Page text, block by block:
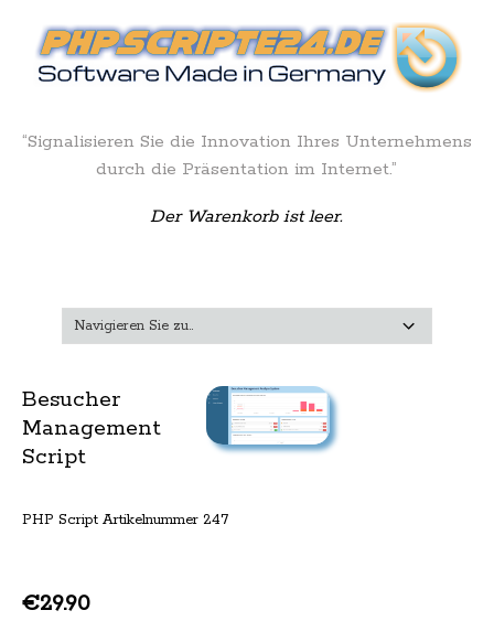
“Signalisieren Sie die Innovation Ihres Unternehmens
durch die Präsentation im Internet.”
Der Warenkorb ist leer.
Besucher
Management
Script
PHP Script Artikelnummer 247
€29.90